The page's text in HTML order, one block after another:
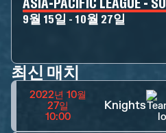
9월 15일 - 10월 27일
최신 매치
2022년 10월
27일
10:00
Knights